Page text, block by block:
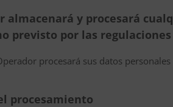
almacenará y procesará
previsto por las
procesará sus datos
procesamiento